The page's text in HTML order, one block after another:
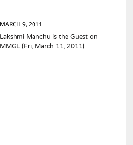
MARCH 9, 2011
Lakshmi Manchu is the Guest on
MMGL (Fri, March 11, 2011)